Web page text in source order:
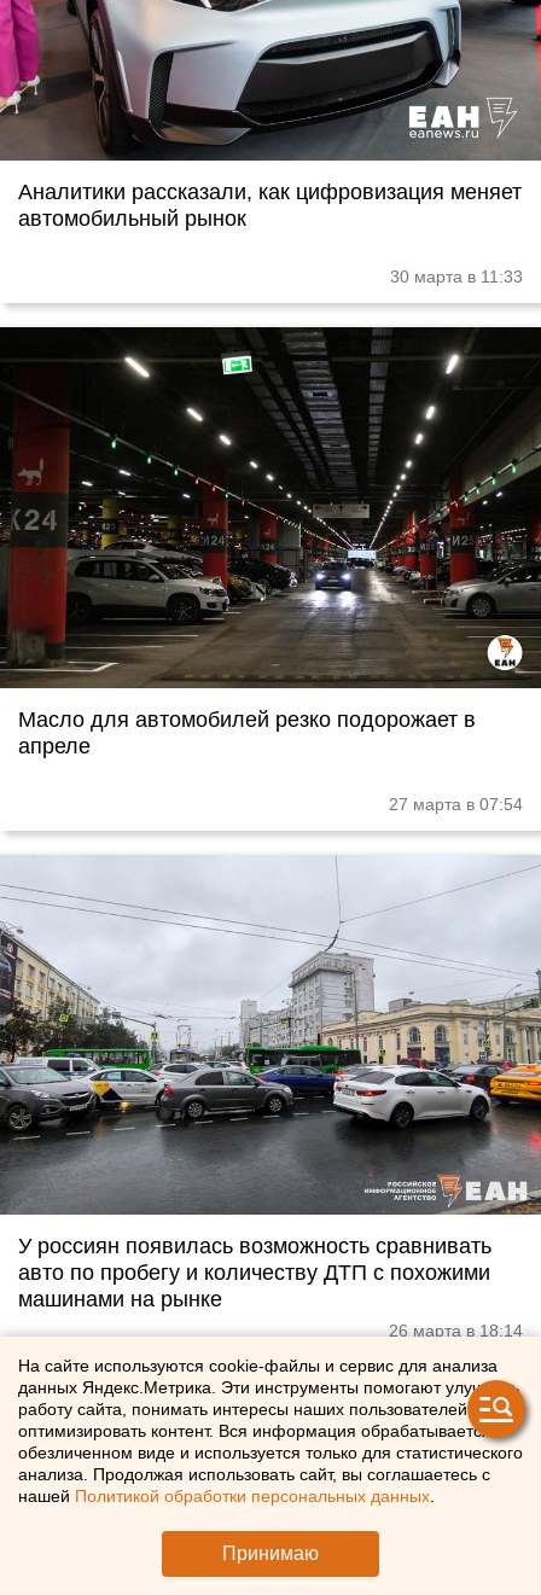
Аналитики рассказали, как цифровизация меняет
автомобильный рынок
30 марта в 11:33
Масло для автомобилей резко подорожает в
апреле
27 марта в 07:54
У россиян появилась возможность сравнивать
авто по пробегу и количеству ДТП с похожими
машинами на рынке
26 марта в 18:14
На сайте используются cookie-файлы и сервис для анализа
данных Яндекс.Метрика. Эти инструменты помогают улучшать
работу сайта, понимать интересы наших пользователей и
оптимизировать контент. Вся информация обрабатывается в
обезличенном виде и используется только для статистического
анализа. Продолжая использовать сайт, вы соглашаетесь с
нашей Политикой обработки персональных данных
Принимаю